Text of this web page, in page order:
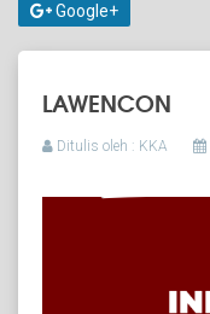
Google+
LAWENCON
Ditulis oleh : KKA